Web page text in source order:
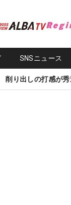
SNSニュース
削り出しの打感が